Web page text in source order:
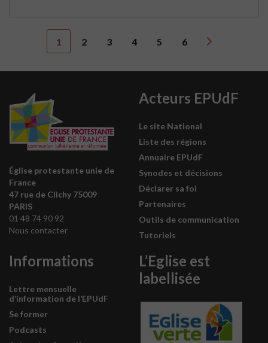
1 2 3 4 5 6
Église protestante unie de
France
47 rue de Clichy 75009
PARIS
01 48 74 90 92
Nous contacter
Acteurs EPUdF
Le site National
Liste des régions
Annuaire EPUdF
Synodes et décisions
Déclarer sa foi
Partenaires
Outils de communication
Tutoriels
Informations
Lettre mensuelle
d’information de l’EPUdF
Se former
Podcasts
L’Eglise est
labellisée